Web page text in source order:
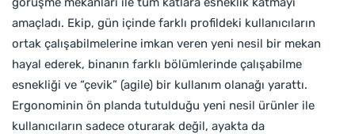
amaçladı. Ekip, gün içinde farklı profildeki kullanıcıların
ortak çalışabilmelerine imkan veren yeni nesil bir mekan
hayal ederek, binanın farklı bölümlerinde çalışabilme
esnekliği ve “çevik” (agile) bir kullanım olanağı yarattı.
Ergonominin ön planda tutulduğu yeni nesil ürünler ile
kullanıcıların sadece oturarak değil, ayakta da